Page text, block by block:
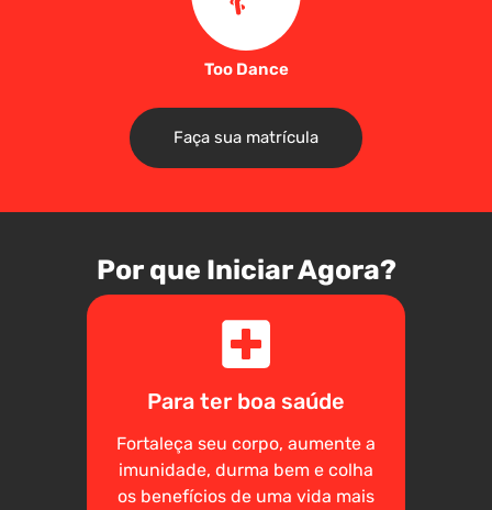
Too Dance
Faça sua matrícula
Por que Iniciar Agora?
Para ter boa saúde
Fortaleça seu corpo, aumente a
imunidade, durma bem e colha
os benefícios de uma vida mais